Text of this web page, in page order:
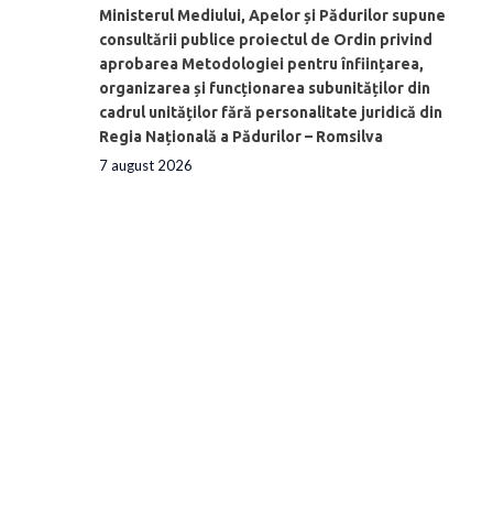
Ministerul Mediului, Apelor și Pădurilor supune
consultării publice proiectul de Ordin privind
aprobarea Metodologiei pentru înființarea,
organizarea și funcționarea subunităților din
cadrul unităților fără personalitate juridică din
Regia Națională a Pădurilor – Romsilva
7 august 2026